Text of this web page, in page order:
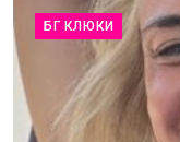
БГ КЛЮКИ